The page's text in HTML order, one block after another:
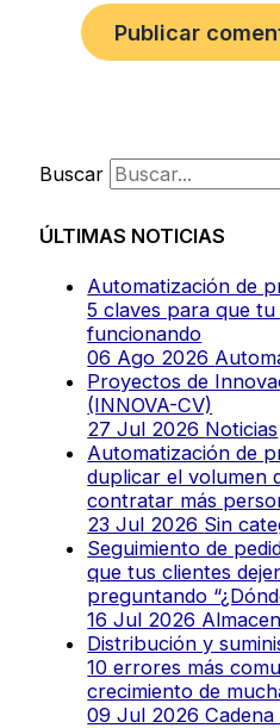
Buscar
ÚLTIMAS NOTICIAS
Automatización de
5 claves para que tu
funcionando
06 Ago 2026
Proyectos de
(INNOVA-CV)
27 Jul 2026 Noticias
Automatización de
duplicar el volumen
contratar más
23 Jul 2026 Sin
Seguimiento de
que tus clientes
preguntando
16 Jul 2026
Distribución y
10 errores más
crecimiento de
09 Jul 2026